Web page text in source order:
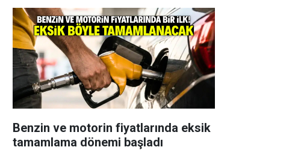
Benzin ve motorin fiyatlarında eksik
tamamlama dönemi başladı